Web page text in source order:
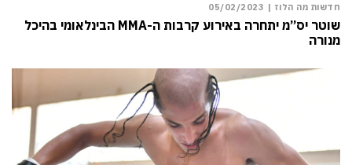
חדשות מה הלוז | 05/02/2023
שוטר יס”מ יתחרה באירוע קרבות ה-MMA הבינלאומי בהיכל
מנורה